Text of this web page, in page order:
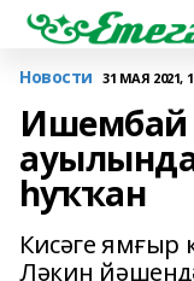
Новости 31 МАЯ 2021,
һуҡҡан
Кисәге ямғыр
Ләкин